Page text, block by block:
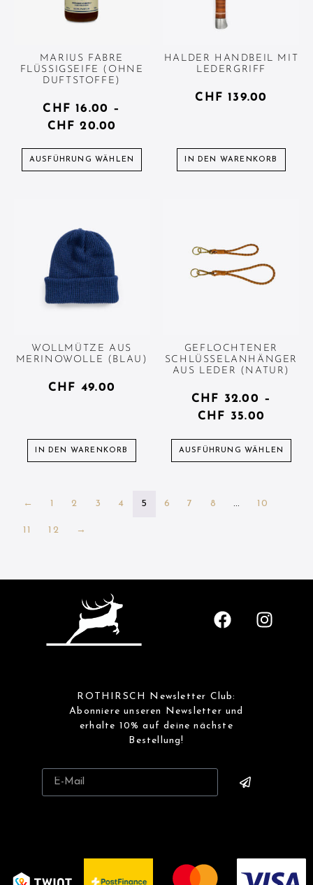
MARIUS FABRE
FLÜSSIGSEIFE (OHNE
DUFTSTOFFE)
CHF 16.00 –
CHF 20.00
AUSFÜHRUNG WÄHLEN
HALDER HANDBEIL MIT
LEDERGRIFF
CHF 139.00
IN DEN WARENKORB
WOLLMÜTZE AUS
MERINOWOLLE (BLAU)
CHF 49.00
IN DEN WARENKORB
GEFLOCHTENER
SCHLÜSSELANHÄNGER
AUS LEDER (NATUR)
CHF 32.00 –
CHF 35.00
AUSFÜHRUNG WÄHLEN
← 1 2 3 4 5 6 7 8 … 10
11 12 →
ROTHIRSCH Newsletter Club:
Abonniere unseren Newsletter und
erhalte 10% auf deine nächste
Bestellung!